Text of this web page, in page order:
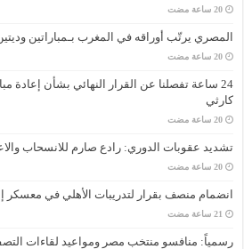
‏20 ساعة مضت
المصري يرتّب أوراقه في المغرب بـمباراتين
‏20 ساعة مضت
24 ساعة تفصلنا عن القرار النهائي بشأن إعادة
كارثي
‏20 ساعة مضت
تشديد عقوبات الدوري: رادع صارم للانسحاب
‏20 ساعة مضت
انضمام منصف بقرار لتدريبات الأهلي في معسكر
رسمياً: منافسو منتخب مصر ومواعيد لقاءات